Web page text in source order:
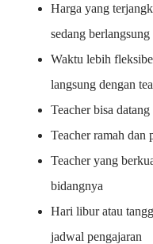
Harga yang
sedang berlangsung
Waktu lebih
langsung dengan
Teacher bisa
Teacher ramah dan
Teacher yang
bidangnya
Hari libur atau
jadwal pengajaran